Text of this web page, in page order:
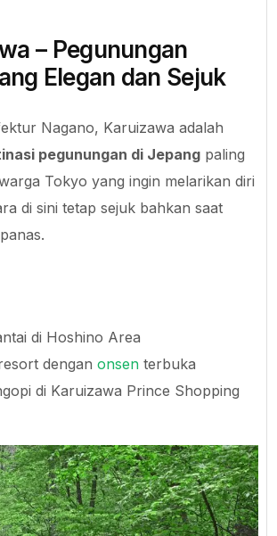
– Pegunungan
Elegan dan Sejuk
Nagano, Karuizawa adalah
pegunungan di Jepang paling
Tokyo yang ingin melarikan diri
di sini tetap sejuk bahkan saat
di Hoshino Area
denganonsen terbuka
di Karuizawa Prince Shopping